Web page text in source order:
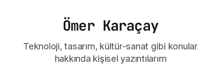
Ömer Karaçay
Teknoloji, tasarım, kültür-sanat gibi konular
hakkında kişisel yazıntılarım